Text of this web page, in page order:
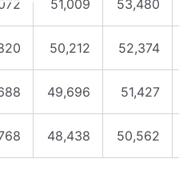
51,009 53,480
50,212 52,374
49,696 51,427
48,438 50,562